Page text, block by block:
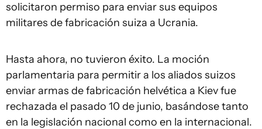
solicitaron permiso para enviar sus equipos
militares de fabricación suiza a Ucrania.
Hasta ahora, no tuvieron éxito. La moción
parlamentaria para permitir a los aliados suizos
enviar armas de fabricación helvética a Kiev fue
rechazada el pasado 10 de junio, basándose tanto
en la legislación nacional como en la internacional.